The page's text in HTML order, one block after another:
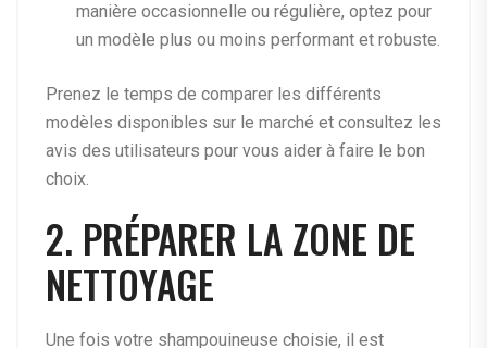
manière occasionnelle ou régulière, optez pour
un modèle plus ou moins performant et robuste.
Prenez le temps de comparer les différents
modèles disponibles sur le marché et consultez les
avis des utilisateurs pour vous aider à faire le bon
choix.
2. PRÉPARER LA ZONE DE
NETTOYAGE
Une fois votre shampouineuse choisie, il est